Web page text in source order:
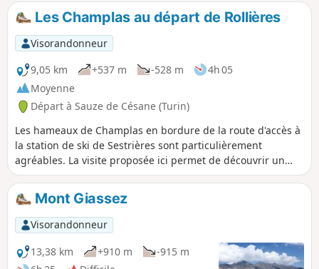
Les Champlas au départ de Rollières
Visorandonneur
9,05 km
+537 m -528 m
4h 05
Moyenne
Départ à Sauze de Césane (Turin)
Les hameaux de Champlas en bordure de la route d'accès à
la station de ski de Sestrières sont particulièrement
agréables. La visite proposée ici permet de découvrir un
remarquable habitat. De plus, de par leurs positionnements
plein Sud, ils bénéficient d'un superbe ensoleillement qui
contribue à leur beauté.
Mont Giassez
Visorandonneur
13,38 km
+910 m
-915 m